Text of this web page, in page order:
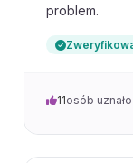
problem.
11osób